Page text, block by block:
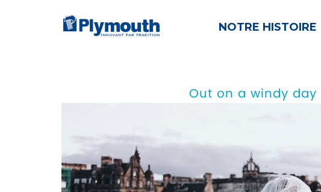
NOTRE HISTOIRE
Out on a windy day